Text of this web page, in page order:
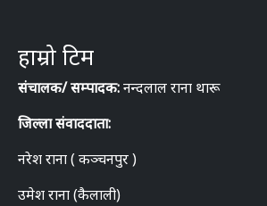
हाम्रो टिम
संचालक/ सम्पादक:नन्दलाल राना थारू
जिल्ला संवाददाता:
नरेश राना ( कञ्चनपुर )
उमेश राना (कैलाली)